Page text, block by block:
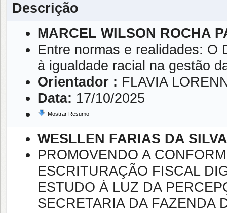
Descrição
MARCEL WILSON ROCHA
Entre normas e realidades: O
à igualdade racial na gestão
Orientador : FLAVIA
Data: 17/10/2025
Mostrar Resumo
WESLLEN FARIAS DA SILVA
PROMOVENDO A
ESCRITURAÇÃO FISCAL
ESTUDO À LUZ DA
SECRETARIA DA FAZENDA